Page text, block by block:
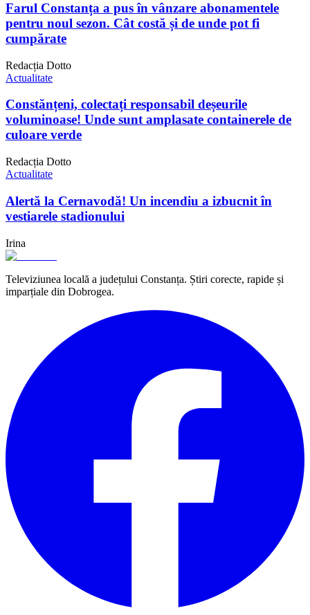
Farul Constanța a pus în vânzare abonamentele
pentru noul sezon. Cât costă și de unde pot fi
cumpărate
Redacția Dotto
Actualitate
Constănțeni, colectați responsabil deșeurile
voluminoase! Unde sunt amplasate containerele de
culoare verde
Redacția Dotto
Actualitate
Alertă la Cernavodă! Un incendiu a izbucnit în
vestiarele stadionului
Irina
Televiziunea locală a județului Constanța. Știri corecte, rapide și
imparțiale din Dobrogea.